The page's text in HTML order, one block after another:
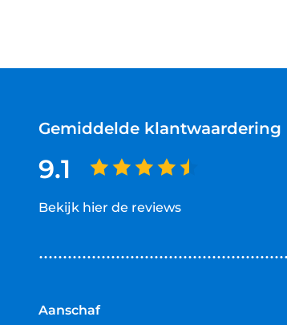
Gemiddelde klantwaardering
9.1
Bekijk hier de reviews
van
Aanschaf